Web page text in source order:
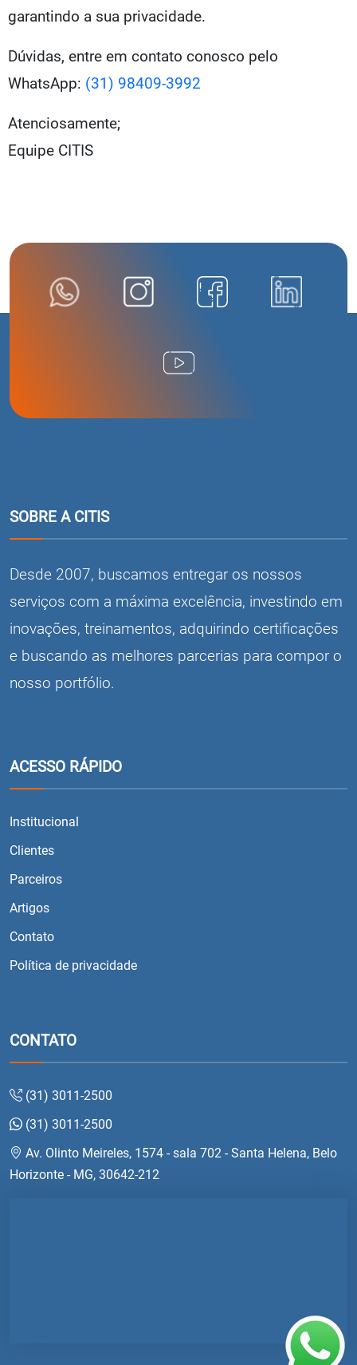
garantindo a sua privacidade.
Dúvidas, entre em contato conosco pelo
WhatsApp: (31) 98409-3992
Atenciosamente;
Equipe CITIS
SOBRE A CITIS
Desde 2007, buscamos entregar os nossos
serviços com a máxima excelência, investindo em
inovações, treinamentos, adquirindo certificações
e buscando as melhores parcerias para compor o
nosso portfólio.
ACESSO RÁPIDO
Institucional
Clientes
Parceiros
Artigos
Contato
Política de privacidade
CONTATO
(31) 3011-2500
(31) 3011-2500
Av. Olinto Meireles, 1574 - sala 702 - Santa Helena, Belo
Horizonte - MG, 30642-212